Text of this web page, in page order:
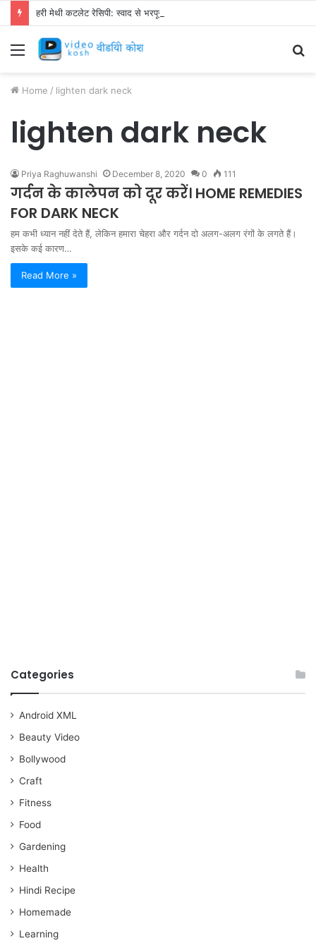
हरी मेथी कटलेट रेसिपी: स्वाद से भरपूर और स्वस्थ नाश्ता बनाएं!
Menu
Home / lighten dark neck
lighten dark neck
Priya Raghuwanshi December 8, 2020 0 111
गर्दन के कालेपन को दूर करें। HOME REMEDIES
FOR DARK NECK
हम कभी ध्यान नहीं देते हैं, लेकिन हमारा चेहरा और गर्दन दो अलग-अलग रंगों के लगते हैं।
इसके कई कारण…
Read More »
Categories
Android XML
Beauty Video
Bollywood
Craft
Fitness
Food
Gardening
Health
Hindi Recipe
Homemade
Learning